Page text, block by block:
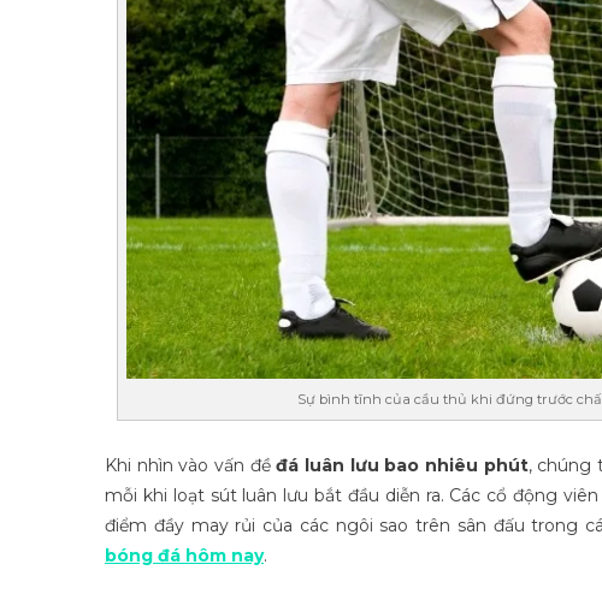
Sự bình tĩnh của cầu thủ khi đứng trước
Khi nhìn vào vấn đềđá luân lưu bao nhiêu phút, chúng
mỗi khi loạt sút luân lưu bắt đầu diễn ra. Các cổ động
điểm đầy may rủi của các ngôi sao trên sân đấu trong
bóng đá hôm nay.